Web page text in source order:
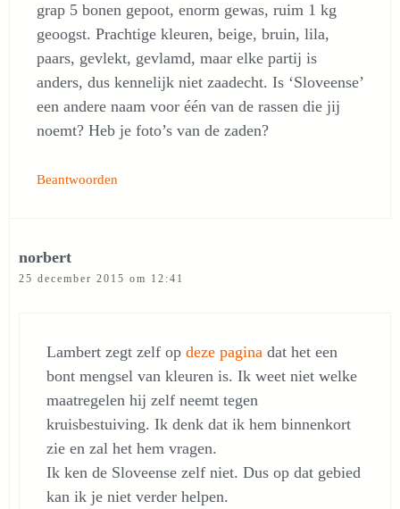
grap 5 bonen gepoot, enorm gewas, ruim 1 kg
geoogst. Prachtige kleuren, beige, bruin, lila,
paars, gevlekt, gevlamd, maar elke partij is
anders, dus kennelijk niet zaadecht. Is ‘Sloveense’
een andere naam voor één van de rassen die jij
noemt? Heb je foto’s van de zaden?
Beantwoorden
norbert
25 december 2015 om 12:41
Lambert zegt zelf op deze pagina dat het een
bont mengsel van kleuren is. Ik weet niet welke
maatregelen hij zelf neemt tegen
kruisbestuiving. Ik denk dat ik hem binnenkort
zie en zal het hem vragen.
Ik ken de Sloveense zelf niet. Dus op dat gebied
kan ik je niet verder helpen.